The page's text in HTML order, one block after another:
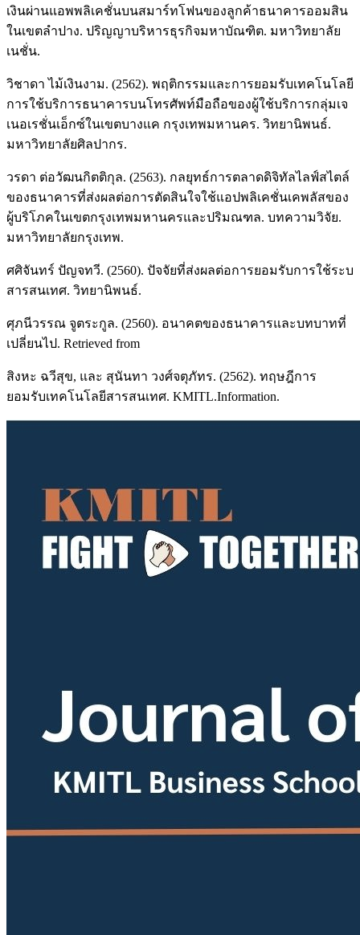
เงินผ่านแอพพลิเคชั่นบนสมาร์ทโฟนของลูกค้าธนาคารออมสิน
ในเขตลำปาง. ปริญญาบริหารธุรกิจมหาบัณฑิต. มหาวิทยาลัย
เนชั่น.
วิชาดา ไม้เงินงาม. (2562). พฤติกรรมและการยอมรับเทคโนโลยี
การใช้บริการธนาคารบนโทรศัพท์มือถือของผู้ใช้บริการกลุ่มเจ
เนอเรชั่นเอ็กซ์ในเขตบางแค กรุงเทพมหานคร. วิทยานิพนธ์.
มหาวิทยาลัยศิลปากร.
วรดา ต่อวัฒนกิตติกุล. (2563). กลยุทธ์การตลาดดิจิทัลไลฟ์สไตล์
ของธนาคารที่ส่งผลต่อการตัดสินใจใช้แอปพลิเคชั่นเคพลัสของ
ผู้บริโภคในเขตกรุงเทพมหานครและปริมณฑล. บทความวิจัย.
มหาวิทยาลัยกรุงเทพ.
ศศิจันทร์ ปัญจทวี. (2560). ปัจจัยที่ส่งผลต่อการยอมรับการใช้ระบ
สารสนเทศ. วิทยานิพนธ์.
ศุภนีวรรณ จูตระกูล. (2560). อนาคตของธนาคารและบทบาทที่
เปลี่ยนไป. Retrieved from
สิงหะ ฉวีสุข, และ สุนันทา วงศ์จตุภัทร. (2562). ทฤษฎีการ
ยอมรับเทคโนโลยีสารสนเทศ. KMITL.Information.